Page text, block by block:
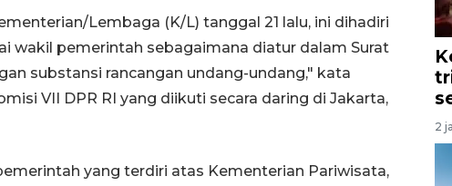
Lembaga (K/L) tanggal 21 lalu, ini dihadiri
wakil pemerintah sebagaimana diatur dalam Surat
substansi rancangan undang-undang," kata
VII DPR RI yang diikuti secara daring di Jakarta,
yang terdiri atas Kementerian Pariwisata,
2